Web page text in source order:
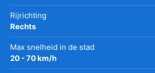
Rijrichting
Rechts
Max snelheid in de stad
20 - 70 km/h